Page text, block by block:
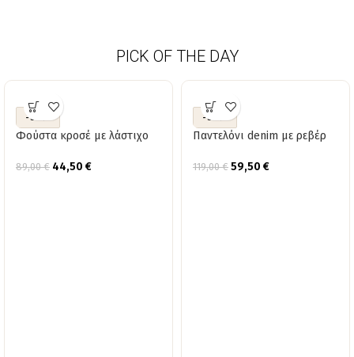
PICK OF THE DAY
-50%
Φούστα κροσέ με λάστιχο
89,00€ 44,50 €
-50%
Παντελόνι denim με ρεβέρ
119,00€ 59,50 €